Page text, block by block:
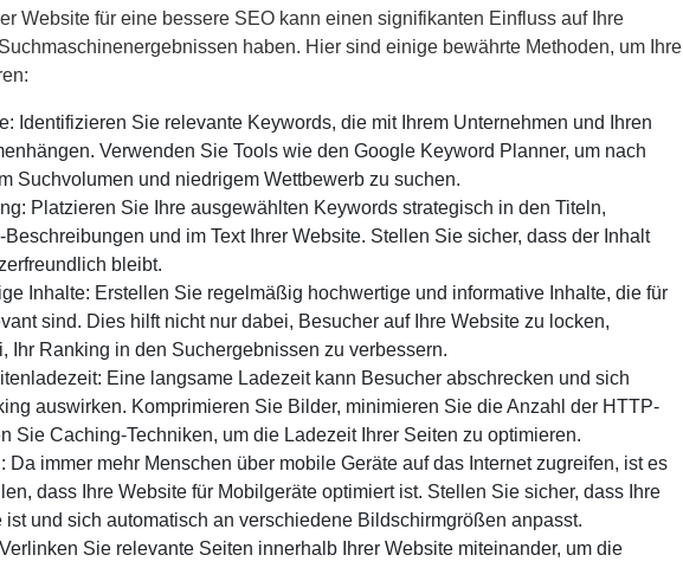
Website für eine bessere SEO kann einen signifikanten Einfluss auf Ihre
haben. Hier sind einige bewährte Methoden, um Ihre
Identifizieren Sie relevante Keywords, die mit Ihrem Unternehmen und Ihren
Verwenden Sie Tools wie den Google Keyword Planner, um nach
Suchvolumen und niedrigem Wettbewerb zu suchen.
Platzieren Sie Ihre ausgewählten Keywords strategisch in den Titeln,
Beschreibungen und im Text Ihrer Website. Stellen Sie sicher, dass der Inhalt
bleibt.
Inhalte: Erstellen Sie regelmäßig hochwertige und informative Inhalte, die für
sind. Dies hilft nicht nur dabei, Besucher auf Ihre Website zu locken,
Ihr Ranking in den Suchergebnissen zu verbessern.
Eine langsame Ladezeit kann Besucher abschrecken und sich
auswirken. Komprimieren Sie Bilder, minimieren Sie die Anzahl der HTTP-
Sie Caching-Techniken, um die Ladezeit Ihrer Seiten zu optimieren.
Da immer mehr Menschen über mobile Geräte auf das Internet zugreifen, ist es
dass Ihre Website für Mobilgeräte optimiert ist. Stellen Sie sicher, dass Ihre
und sich automatisch an verschiedene Bildschirmgrößen anpasst.
Sie relevante Seiten innerhalb Ihrer Website miteinander, um die